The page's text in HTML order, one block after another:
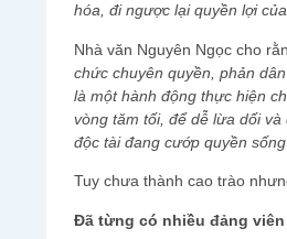
hóa, đi ngược lại quyền lợi
Nhà văn Nguyên Ngọc cho
chức chuyên quyền, phản
là một hành động thực hiện
vòng tăm tối, để dễ lừa dối
độc tài đang cướp quyền
Tuy chưa thành cao trào
Đã từng có nhiều đảng